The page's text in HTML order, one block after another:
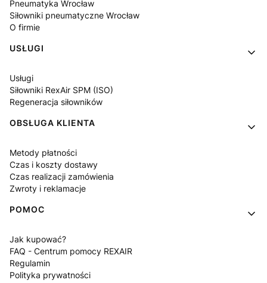
Pneumatyka Wrocław
Siłowniki pneumatyczne Wrocław
O firmie
USŁUGI
Usługi
Siłowniki RexAir SPM (ISO)
Regeneracja siłowników
OBSŁUGA KLIENTA
Metody płatności
Czas i koszty dostawy
Czas realizacji zamówienia
Zwroty i reklamacje
POMOC
Jak kupować?
FAQ - Centrum pomocy REXAIR
Regulamin
Polityka prywatności